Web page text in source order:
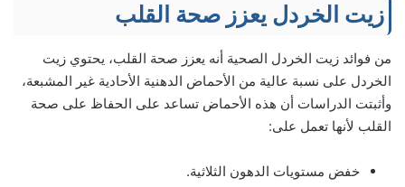
زيت الخردل يعزز صحة القلب
من فوائد زيت الخردل الصحية أنه يعزز صحة القلب، يحتوي زيت
الخردل على نسبة عالية من الأحماض الدهنية الأحادية غير المشبعة،
وأثبتت الدراسات أن هذه الأحماض تساعد على الحفاظ على صحة
القلب لأنها تعمل على:
خفض مستويات الدهون الثلاثية.